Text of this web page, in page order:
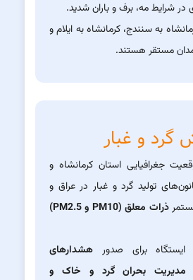
در شرایط مه، برف و باران شدید.
به سنندج، کرمانشاه به ایلام و
مستقر هستند.
و غبار
جغرافیایی استان کرمانشاه و
تولید گرد و غبار در عراق و
ذرات معلق (PM10 و PM2.5)
ایستگاه برای صدور هشدارهای
مدیریت بحران گرد و خاک و